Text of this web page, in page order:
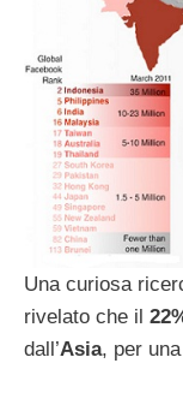
Una curiosa
rivelato che il
dall’Asia, per